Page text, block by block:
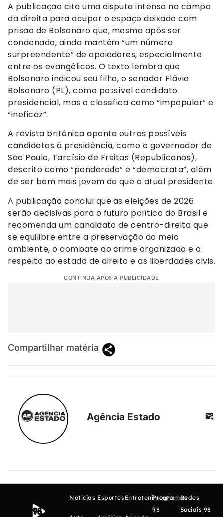
A publicação cita uma disputa intensa no campo
da direita para ocupar o espaço deixado com
prisão de Bolsonaro que, mesmo após ser
condenado, ainda mantém “um número
surpreendente” de apoiadores, especialmente
entre os evangélicos. O texto lembra que
Bolsonaro indicou seu filho, o senador Flávio
Bolsonaro (PL), como possível candidato
presidencial, mas o classifica como “impopular” e
“ineficaz”.
A revista britânica aponta outros possíveis
candidatos à presidência, como o governador de
São Paulo, Tarcísio de Freitas (Republicanos),
descrito como “ponderado” e “democrata”, além
de ser bem mais jovem do que o atual presidente.
A publicação conclui que as eleições de 2026
serão decisivas para o futuro político do Brasil e
recomenda um candidato de centro-direita que
se equilibre entre a preservação do meio
ambiente, o combate ao crime organizado e o
respeito ao estado de direito e as liberdades civis.
CONTINUA APÓS A PUBLICIDADE
Compartilhar matéria
Agência Estado
Notícias EsportesEntretenimento
Programas
98
Redes
Sociais 98